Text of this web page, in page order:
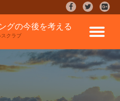
fa-
facebook
fa-
twitter
fa-
plus-
square
ナ
ビ
ゲ
グの今後を考える
クラブ